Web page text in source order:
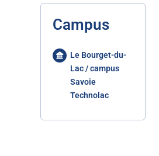
Campus
Le Bourget-du-
Lac / campus
Savoie
Technolac